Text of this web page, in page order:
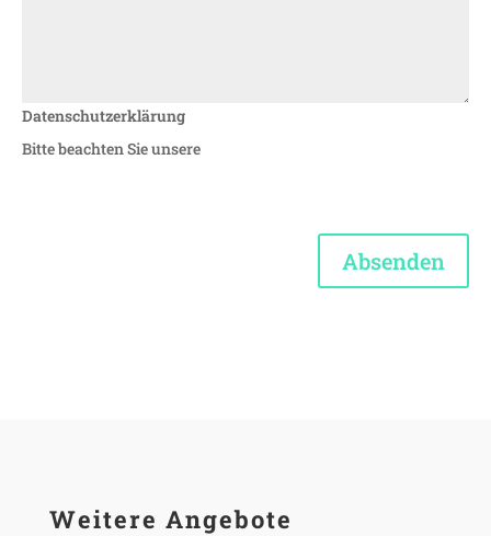
Datenschutzerklärung
Bitte beachten Sie unsere
Absenden
Weitere Angebote